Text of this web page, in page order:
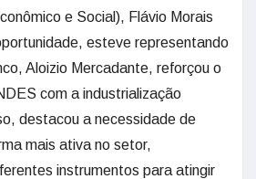
e Social), Flávio Morais
esteve representando
Aloizio Mercadante, reforçou o
com a industrialização
destacou a necessidade de
mais ativa no setor,
instrumentos para atingir